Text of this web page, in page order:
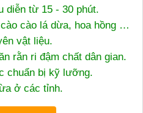
diễn từ 15 - 30 phút.
cào lá dừa, hoa hồng …
vật liệu.
rằn ri đậm chất dân gian.
chuẩn bị kỹ lưỡng.
ở các tỉnh.